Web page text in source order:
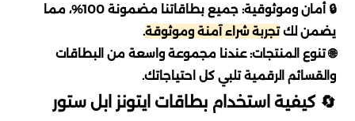
تقسيط ويذرنق ويفز
تقسيط ونس هيومن
لوف اند ديب سبيس
ايدنتي في
عبد الصمد القرشي
سكيتشرز
مكياجي
هاف مليون
بوستاني
Airbnb
cleartrip
ساسكو
🔒 أمان وموثوقية: جميع بطاقاتنا مضمونة 100%، مما
يضمن لكتجربة شراء آمنة وموثوقة.
🌐 تنوع المنتجات: عندنا مجموعة واسعة من البطاقات
والقسائم الرقمية تلبي كل احتياجاتك.
🔄 كيفية استخدام بطاقات ايتونز ابل ستور